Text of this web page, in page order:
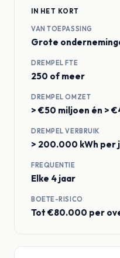
IN HET KORT
VAN TOEPASSING
Grote
DREMPEL FTE
250 of meer
DREMPEL OMZET
> €50 miljoen én >
DREMPEL VERBRUIK
> 200.000 kWh per
FREQUENTIE
Elke 4 jaar
BOETE-RISICO
Tot €80.000 per